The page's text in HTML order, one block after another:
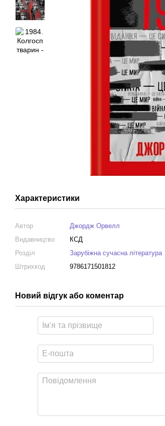
Характеристики
Автор
Джордж Орвелл
Видавництво
КСД
Розділ
Зарубіжна сучасна література
Штрихкод
9786171501812
Новий відгук або коментар